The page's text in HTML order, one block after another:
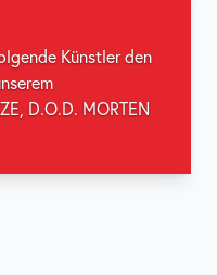
Künstler den
D.O.D. MORTEN